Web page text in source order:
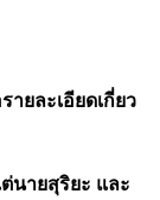
ายละเอียดเกี่ยว
นายสุริยะ และ